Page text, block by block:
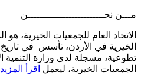
مـــن نحــــــــــــــــــــــــــن
الاتحاد العام للجمعيات الخيرية،
تطوعية، مسجلة لدى وزارة التنمية
الجمعيات الخيرية، ليعمل اقرأ المزيد